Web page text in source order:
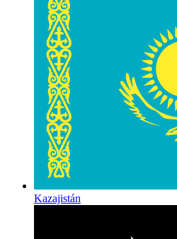
Kazajistán